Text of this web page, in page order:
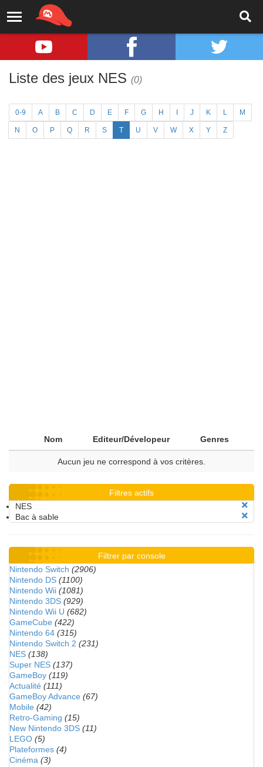
Liste des jeux NES (0)
0-9 A B C D E F G H J K L M
N O P Q R S T U V W X Y Z
Nom Editeur/Dévelopeur Genres
Aucun jeu ne correspond à vos critères.
Filtres actifs
NES
Bac à sable
Filtrer par console
Nintendo Switch (2906)
Nintendo DS (1100)
Nintendo Wii (1081)
Nintendo 3DS (929)
Nintendo Wii U (682)
GameCube (422)
Nintendo 64 (315)
Nintendo Switch 2 (231)
NES (138)
Super NES (137)
GameBoy (119)
Actualité (111)
GameBoy Advance (67)
Mobile (42)
Retro-Gaming (15)
New Nintendo 3DS (11)
LEGO (5)
Plateformes (4)
Cinéma (3)